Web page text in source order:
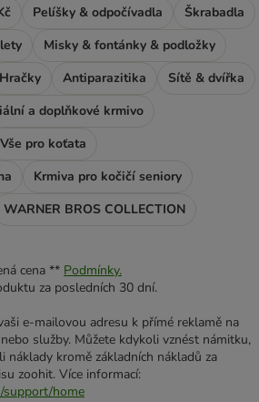
Pelíšky & odpočívadla
Škrabadla
Misky & fontánky & podložky
Hračky Antiparazitika
Sítě & dvířka
a doplňkové krmivo
Vše pro koťata
Krmiva pro kočičí seniory
WARNER BROS COLLECTION
cena ** Podmínky.
za posledních 30 dní.
e-mailovou adresu k přímé reklamě na
služby. Můžete kdykoli vznést námitku,
náklady kromě základních nákladů za
zoohit. Více informací:
support/home